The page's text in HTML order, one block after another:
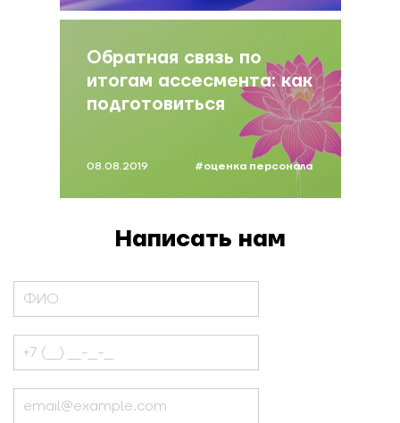
Обратная связь по
итогам ассесмента: как
подготовиться
08.08.2019 #оценка персонала
Написать нам